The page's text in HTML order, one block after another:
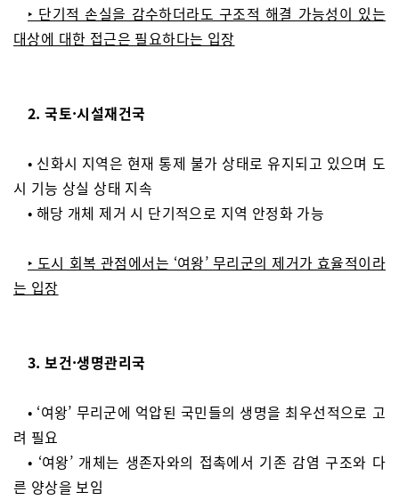
‣ 단기적 손실을 감수하더라도 구조적 해결 가능성이 있는
대상에 대한 접근은 필요하다는 입장
2. 국토·시설재건국
• 신화시 지역은 현재 통제 불가 상태로 유지되고 있으며 도
시 기능 상실 상태 지속
• 해당 개체 제거 시 단기적으로 지역 안정화 가능
‣ 도시 회복 관점에서는 ‘여왕’ 무리군의 제거가 효율적이라
는 입장
3. 보건·생명관리국
• ‘여왕’ 무리군에 억압된 국민들의 생명을 최우선적으로 고
려 필요
• ‘여왕’ 개체는 생존자와의 접촉에서 기존 감염 구조와 다
른 양상을 보임